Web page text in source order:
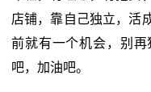
店铺，靠自己独立，活
前就有一个机会，别
吧，加油吧。